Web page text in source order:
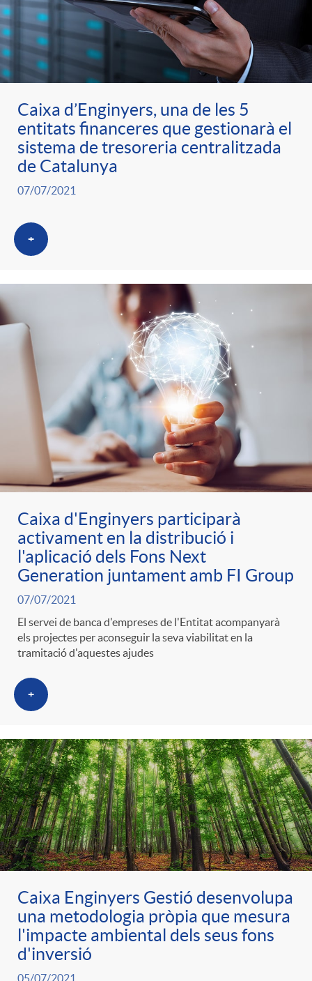
Caixa d’Enginyers, una de les 5
entitats financeres que gestionarà el
sistema de tresoreria centralitzada
de Catalunya
07/07/2021
+
Caixa d'Enginyers participarà
activament en la distribució i
l'aplicació dels Fons Next
Generation juntament amb FI Group
07/07/2021
El servei de banca d'empreses de l'Entitat acompanyarà
els projectes per aconseguir la seva viabilitat en la
tramitació d'aquestes ajudes
+
Caixa Enginyers Gestió desenvolupa
una metodologia pròpia que mesura
l'impacte ambiental dels seus fons
d'inversió
05/07/2021